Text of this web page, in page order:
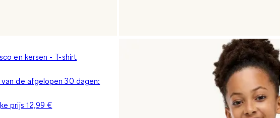
en kersen - T-shirt
de afgelopen 30 dagen:
prijs 12,99 €